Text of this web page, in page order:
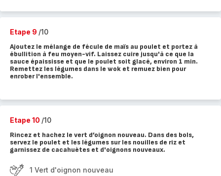
Etape 9 /10
Ajoutez le mélange de fécule de maïs au poulet et portez à
ébullition à feu moyen-vif. Laissez cuire jusqu'à ce que la
sauce épaississe et que le poulet soit glacé, environ 1 min.
Remettez les légumes dans le wok et remuez bien pour
enrober l'ensemble.
Etape 10 /10
Rincez et hachez le vert d’oignon nouveau. Dans des bols,
servez le poulet et les légumes sur les nouilles de riz et
garnissez de cacahuètes et d'oignons nouveaux.
1 Vert d'oignon nouveau